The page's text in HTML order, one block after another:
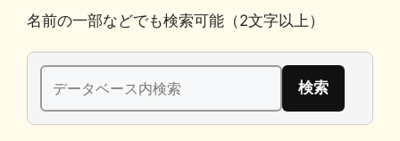
a
c
e
b
o
u
e
s
k
y
at
e
n
a
n
e
o
p
y
n
m
ai
l
有
名前の一部などでも検索可能（2文字以上）
検
索: